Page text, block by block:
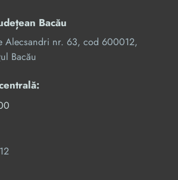
Bacău
Alecsandri nr. 63, cod 600012,
Bacău